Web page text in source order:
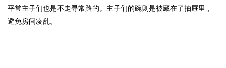
平常主子们也是不走寻常路的。主子们的碗则是被藏在了抽屉里，
避免房间凌乱。